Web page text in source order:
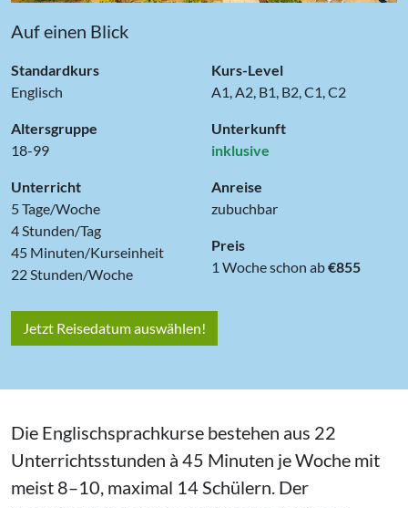
Auf einen Blick
Standardkurs
Englisch
Altersgruppe
18-99
Unterricht
5 Tage/Woche
4 Stunden/Tag
45 Minuten/Kurseinheit
22 Stunden/Woche
Kurs-Level
A1, A2, B1, B2, C1, C2
Unterkunft
inklusive
Anreise
zubuchbar
Preis
1 Woche schon ab€855
Jetzt Reisedatum auswählen!
Die Englischsprachkurse bestehen aus 22
Unterrichtsstunden à 45 Minuten je Woche mit
meist 8–10, maximal 14 Schülern. Der